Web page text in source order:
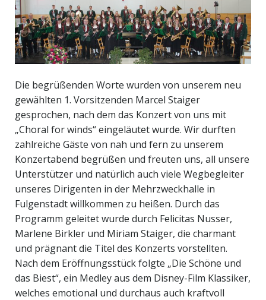
Die begrüßenden Worte wurden von unserem neu
gewählten 1. Vorsitzenden Marcel Staiger
gesprochen, nach dem das Konzert von uns mit
„Choral for winds“ eingeläutet wurde. Wir durften
zahlreiche Gäste von nah und fern zu unserem
Konzertabend begrüßen und freuten uns, all unsere
Unterstützer und natürlich auch viele Wegbegleiter
unseres Dirigenten in der Mehrzweckhalle in
Fulgenstadt willkommen zu heißen. Durch das
Programm geleitet wurde durch Felicitas Nusser,
Marlene Birkler und Miriam Staiger, die charmant
und prägnant die Titel des Konzerts vorstellten.
Nach dem Eröffnungsstück folgte „Die Schöne und
das Biest“, ein Medley aus dem Disney-Film Klassiker,
welches emotional und durchaus auch kraftvoll